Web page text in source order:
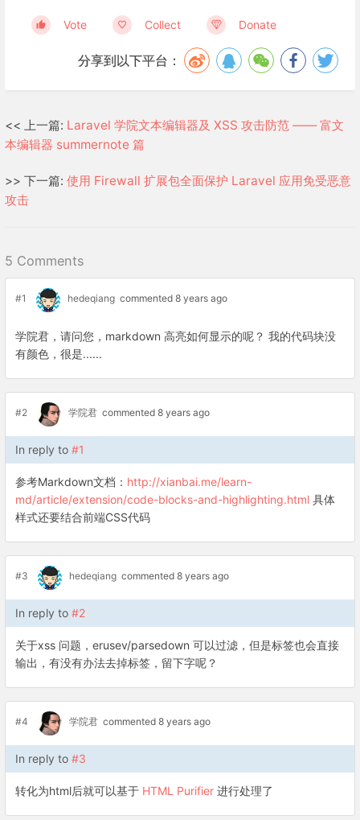
Vote Collect Donate
分享到以下平台：
<< 上一篇: Laravel 学院文本编辑器及 XSS 攻击防范 —— 富文
本编辑器 summernote 篇
>> 下一篇: 使用 Firewall 扩展包全面保护 Laravel 应用免受恶意
攻击
5 Comments
#1 hedeqiang commented 8 years ago
学院君，请问您，markdown 高亮如何显示的呢？ 我的代码块没
有颜色，很是......
#2 学院君 commented 8 years ago
In reply to #1
参考Markdown文档： http://xianbai.me/learn-
md/article/extension/code-blocks-and-highlighting.html 具体
样式还要结合前端CSS代码
#3 hedeqiang commented 8 years ago
In reply to #2
关于xss 问题，erusev/parsedown 可以过滤，但是标签也会直接
输出，有没有办法去掉标签，留下字呢？
#4 学院君 commented 8 years ago
In reply to #3
转化为html后就可以基于 HTML Purifier 进行处理了